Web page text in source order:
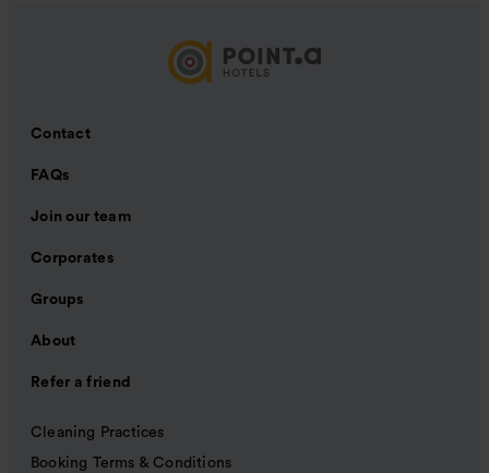
Contact
FAQs
Join our team
Corporates
Groups
About
Refer a friend
Cleaning Practices
Booking Terms & Conditions